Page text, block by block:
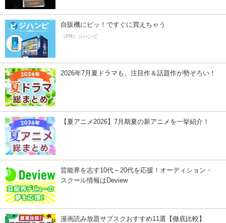
自販機にピッ！ですぐに買えちゃう
（PR）ジハンピ
2026年7月夏ドラマも、注目作＆話題作が勢ぞろい！
【夏アニメ2026】7月期夏の新アニメを一挙紹介！
芸能界を志す10代～20代を応援！オーディション・
スクール情報はDeview
漫画読み放題サブスクおすすめ11選【徹底比較】